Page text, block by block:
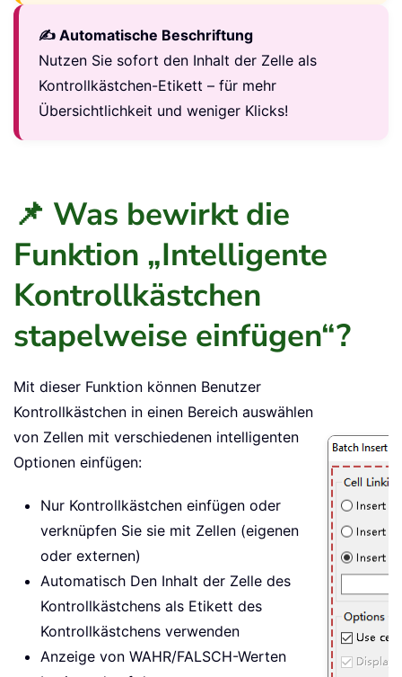
✍️ Automatische Beschriftung
Nutzen Sie sofort den Inhalt der Zelle als
Kontrollkästchen-Etikett – für mehr
Übersichtlichkeit und weniger Klicks!
📌 Was bewirkt die
Funktion „Intelligente
Kontrollkästchen
stapelweise einfügen“?
Mit dieser Funktion können Benutzer
Kontrollkästchen in einen Bereich auswählen
von Zellen mit verschiedenen intelligenten
Optionen einfügen:
Nur Kontrollkästchen einfügen oder
verknüpfen Sie sie mit Zellen (eigenen
oder externen)
Automatisch Den Inhalt der Zelle des
Kontrollkästchens als Etikett des
Kontrollkästchens verwenden
Anzeige von WAHR/FALSCH-Werten